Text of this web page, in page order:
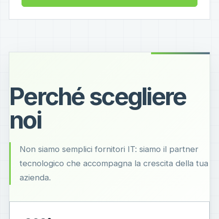
Perché scegliere
noi
Non siamo semplici fornitori IT: siamo il partner
tecnologico che accompagna la crescita della tua
azienda.